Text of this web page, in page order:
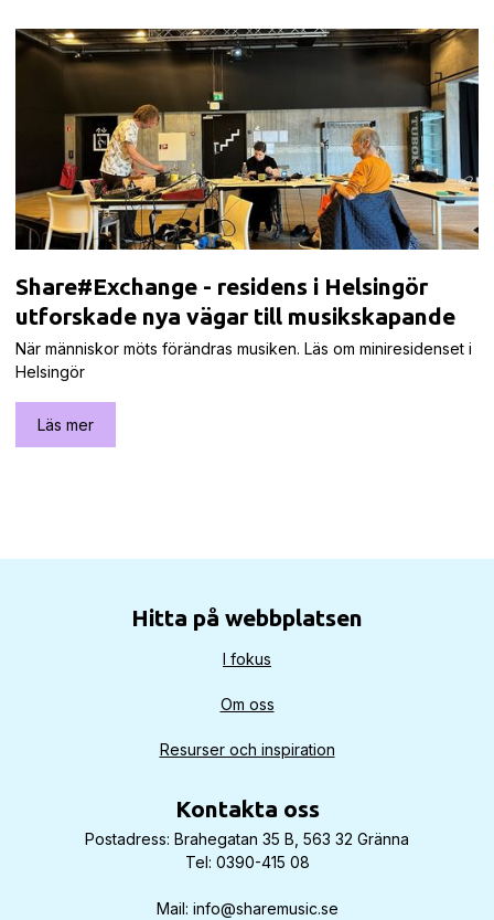
Share#Exchange - residens i Helsingör
utforskade nya vägar till musikskapande
När människor möts förändras musiken. Läs om miniresidenset i
Helsingör
Läs mer
Hitta på webbplatsen
I fokus
Om oss
Resurser och inspiration
Kontakta oss
Postadress: Brahegatan 35 B, 563 32 Gränna
Tel: 0390-415 08
Mail: info@sharemusic.se